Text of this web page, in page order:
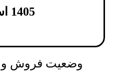
1405 است.
وضعیت فروش و